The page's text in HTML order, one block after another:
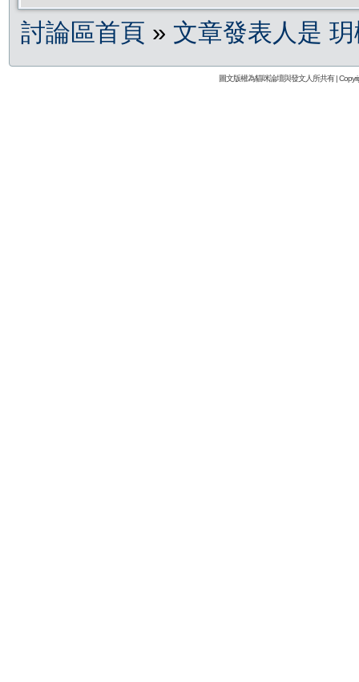
討論區首頁 » 文章發表人是
圖文版權為貓咪論壇與發文人所共有 |